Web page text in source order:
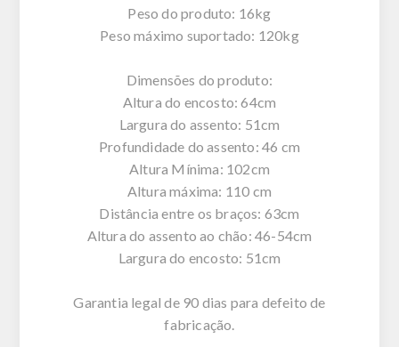
Peso do produto: 16kg
Peso máximo suportado: 120kg
Dimensões do produto:
Altura do encosto: 64cm
Largura do assento: 51cm
Profundidade do assento: 46 cm
Altura Mínima: 102cm
Altura máxima: 110 cm
Distância entre os braços: 63cm
Altura do assento ao chão: 46-54cm
Largura do encosto: 51cm
Garantia legal de 90 dias para defeito de
fabricação.